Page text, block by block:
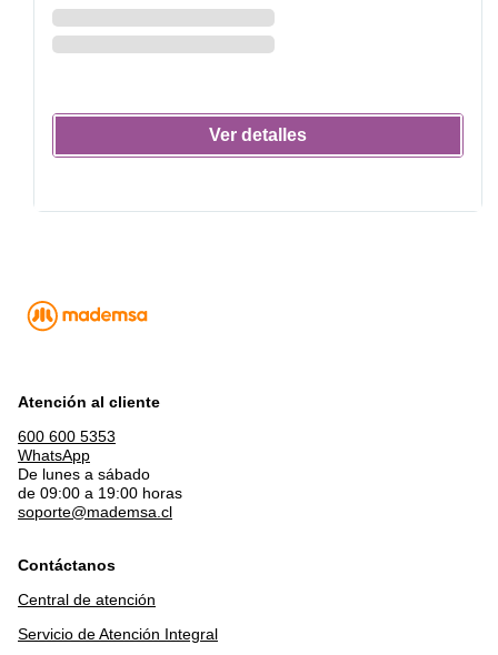
Ver detalles
Atención al cliente
600 600 5353
WhatsApp
De lunes a sábado
de 09:00 a 19:00 horas
soporte@mademsa.cl
Contáctanos
Central de atención
Servicio de Atención Integral